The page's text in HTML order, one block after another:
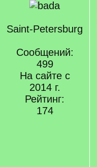
Saint-Petersburg
Сообщений:
499
На сайте с
2014 г.
Рейтинг:
174